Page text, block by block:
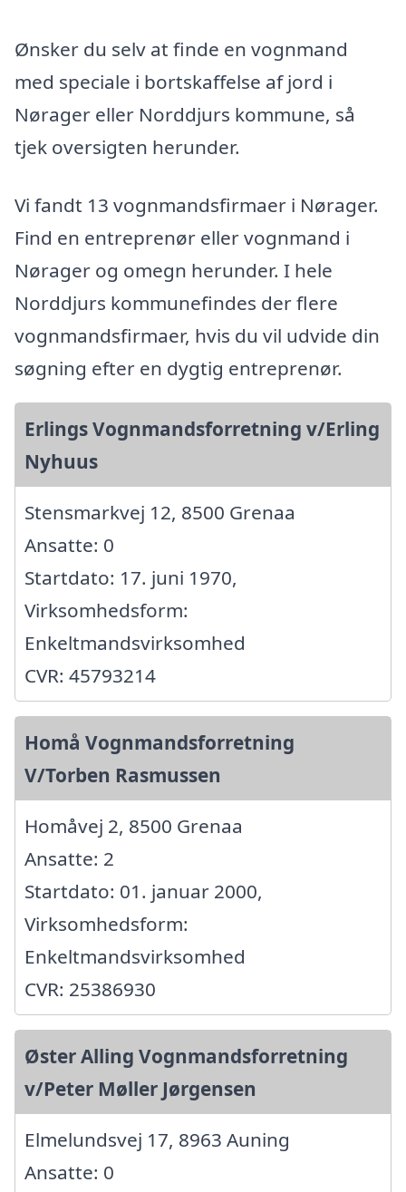
Ønsker du selv at finde en vognmand
med speciale i bortskaffelse af jord i
Nørager eller Norddjurs kommune, så
tjek oversigten herunder.
Vi fandt 13 vognmandsfirmaer i Nørager.
Find en entreprenør eller vognmand i
Nørager og omegn herunder. I hele
Norddjurs kommunefindes der flere
vognmandsfirmaer, hvis du vil udvide din
søgning efter en dygtig entreprenør.
Erlings Vognmandsforretning v/Erling
Nyhuus
Stensmarkvej 12, 8500 Grenaa
Ansatte: 0
Startdato: 17. juni 1970,
Virksomhedsform:
Enkeltmandsvirksomhed
CVR: 45793214
Homå Vognmandsforretning
V/Torben Rasmussen
Homåvej 2, 8500 Grenaa
Ansatte: 2
Startdato: 01. januar 2000,
Virksomhedsform:
Enkeltmandsvirksomhed
CVR: 25386930
Øster Alling Vognmandsforretning
v/Peter Møller Jørgensen
Elmelundsvej 17, 8963 Auning
Ansatte: 0